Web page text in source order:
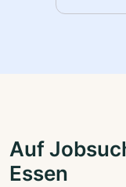
Auf
Essen